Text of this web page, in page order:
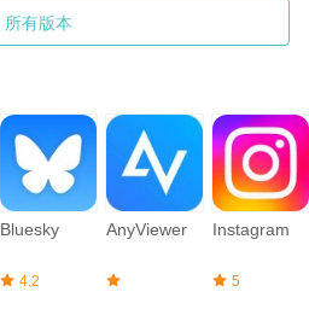
所有版本
Bluesky
4.2
AnyViewer Instagram
5